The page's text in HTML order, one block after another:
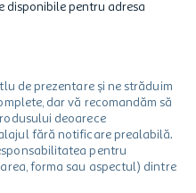
disponibile pentru adresa
de prezentare și ne străduim
dar vă recomandăm să
deoarece
fără notificare prealabilă.
pentru
forma sau aspectul) dintre